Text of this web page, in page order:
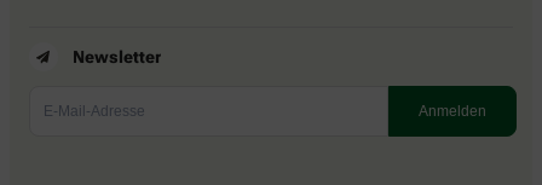
Newsletter